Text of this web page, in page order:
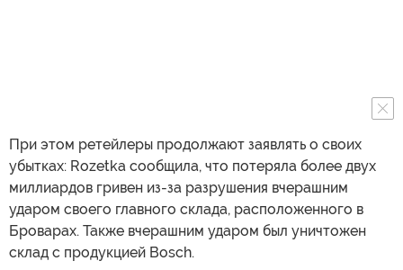
При этом ретейлеры продолжают заявлять о своих
убытках: Rozetka сообщила, что потеряла более двух
миллиардов гривен из-за разрушения вчерашним
ударом своего главного склада, расположенного в
Броварах. Также вчерашним ударом был уничтожен
склад с продукцией Bosch.